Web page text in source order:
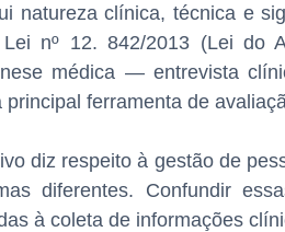
natureza clínica, técnica e
nº 12. 842/2013 (Lei do
médica — entrevista
principal ferramenta de
diz respeito à gestão de
diferentes. Confundir
à coleta de informações